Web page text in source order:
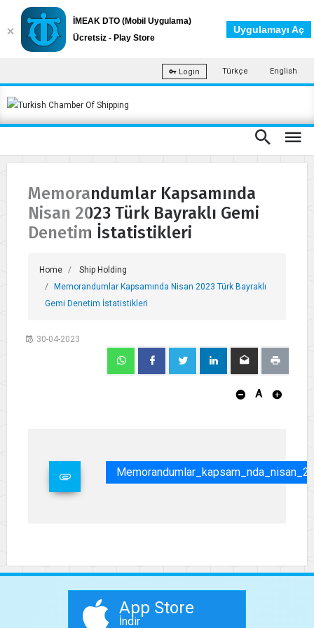
Login Türkçe English
Memorandumlar Kapsamında
Nisan 2023 Türk Bayraklı Gemi
Denetim İstatistikleri
Home
Ship Holding
Memorandumlar Kapsamında Nisan 2023 Türk Bayraklı
Gemi Denetim İstatistikleri
30-04-2023
A
App Store
İndir
İMEAK DTO (Mobil Uygulama)
Ücretsiz - Play Store
Uygulamayı Aç